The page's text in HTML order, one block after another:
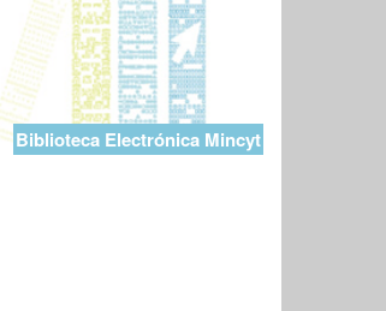
Biblioteca Electrónica Mincyt